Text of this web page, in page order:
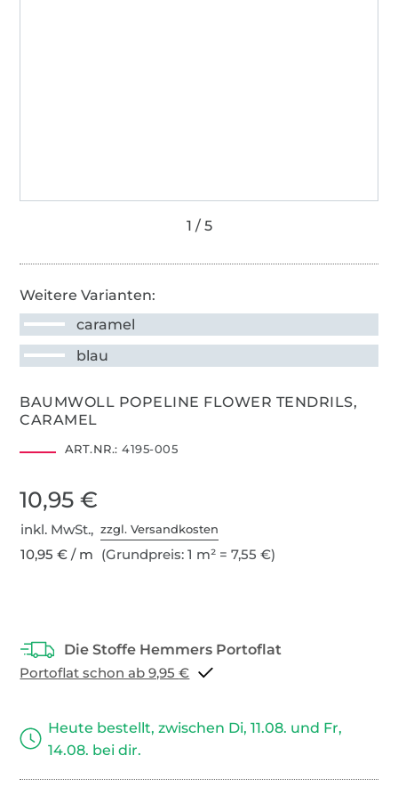
Weitere Varianten:
caramel
blau
BAUMWOLL POPELINE FLOWER TENDRILS,
CARAMEL
ART.NR.: 4195-005
10,95 €
inkl. MwSt.,zzgl. Versandkosten
10,95 € / m (Grundpreis: 1 m² = 7,55 €)
Portoflat schon ab 9,95 €
Heute bestellt, zwischen Di, 11.08. und Fr,
14.08. bei dir.